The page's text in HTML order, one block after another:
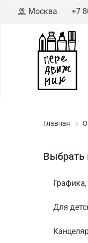
Москва +7
Главная О
Выбрать
Графика,
Для